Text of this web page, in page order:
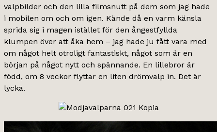
valpbilder och den lilla filmsnutt på dem som jag hade
i mobilen om och om igen. Kände då en varm känsla
sprida sig i magen istället för den ångestfyllda
klumpen över att åka hem – jag hade ju fått vara med
om något helt otroligt fantastiskt, något som är en
början på något nytt och spännande. En lillebror är
född, om 8 veckor flyttar en liten drömvalp in. Det är
lycka.